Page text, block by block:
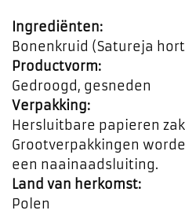
Ingrediënten:
Bonenkruid (Satureja
Productvorm:
Gedroogd, gesneden
Verpakking:
Hersluitbare papieren
Grootverpakkingen
een naainaadsluiting.
Land van herkomst:
Polen